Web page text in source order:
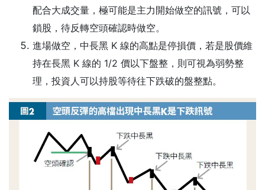
配合大成交量，極可能是主力開始做空的訊號，可以
鎖股，待反轉空頭確認時做空。
進場做空，中長黑 K 線的高點是停損價，若是股價維
持在長黑 K 線的 1/2 價以下盤整，則可視為弱勢整
理，投資人可以持股等待往下跌破的盤整點。